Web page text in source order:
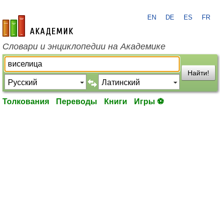
academic.ru
EN DE ES FR
Словари и энциклопедии на Академике
Найти!
Толкования Переводы Книги Игры ⚽